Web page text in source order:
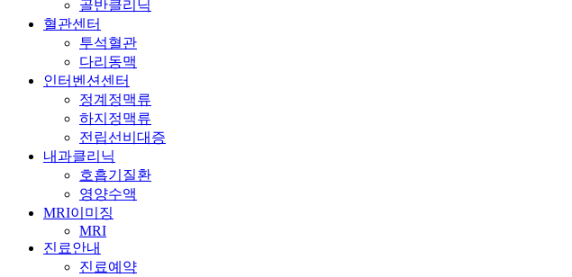
골반클리닉
혈관센터
투석혈관
다리동맥
인터벤션센터
정계정맥류
하지정맥류
전립선비대증
내과클리닉
호흡기질환
영양수액
MRI이미징
MRI
진료안내
진료예약